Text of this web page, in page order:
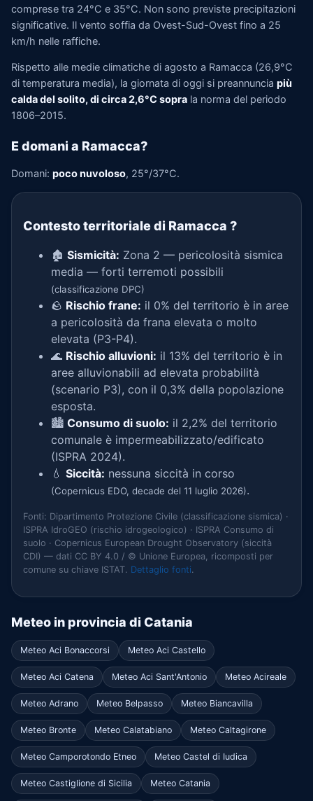
comprese tra 24°C e 35°C. Non sono previste precipitazioni
significative. Il vento soffia da Ovest-Sud-Ovest fino a 25
km/h nelle raffiche.
Rispetto alle medie climatiche di agosto a Ramacca (26,9°C
di temperatura media), la giornata di oggi si preannuncia più
calda del solito, di circa 2,6°C sopra la norma del periodo
1806–2015.
E domani a Ramacca?
Domani: poco nuvoloso, 25°/37°C.
Contesto territoriale di Ramacca ?
🏚️ Sismicità: Zona 2 — pericolosità sismica
media — forti terremoti possibili
(classificazione DPC)
🪨 Rischio frane: il 0% del territorio è in aree
a pericolosità da frana elevata o molto
elevata (P3-P4).
🌊 Rischio alluvioni: il 13% del territorio è in
aree alluvionabili ad elevata probabilità
(scenario P3), con il 0,3% della popolazione
esposta.
🏙️ Consumo di suolo: il 2,2% del territorio
comunale è impermeabilizzato/edificato
(ISPRA 2024).
💧 Siccità: nessuna siccità in corso
(Copernicus EDO, decade del 11 luglio 2026).
Fonti: Dipartimento Protezione Civile (classificazione sismica) ·
ISPRA IdroGEO (rischio idrogeologico) · ISPRA Consumo di
suolo · Copernicus European Drought Observatory (siccità
CDI) — dati CC BY 4.0 / © Unione Europea, ricomposti per
comune su chiave ISTAT. Dettaglio fonti.
Meteo in provincia di Catania
Meteo Aci Bonaccorsi Meteo Aci Castello
Meteo Aci Catena Meteo Aci Sant'Antonio Meteo Acireale
Meteo Adrano Meteo Belpasso Meteo Biancavilla
Meteo Bronte Meteo Calatabiano Meteo Caltagirone
Meteo Camporotondo Etneo Meteo Castel di Iudica
Meteo Castiglione di Sicilia Meteo Catania